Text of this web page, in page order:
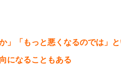
」「もっと悪くなるのでは」
になることもある